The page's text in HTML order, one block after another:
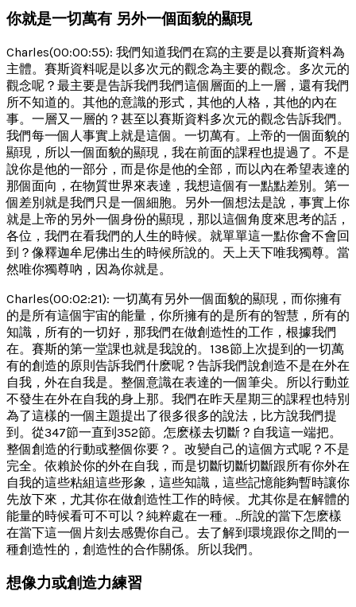
你就是一切萬有 另外一個面貌的顯現
Charles(00:00:55): 我們知道我們在寫的主要是以賽斯資料為
主體。賽斯資料呢是以多次元的觀念為主要的觀念。多次元的
觀念呢？最主要是告訴我們我們這個層面的上一層，還有我們
所不知道的。其他的意識的形式，其他的人格，其他的內在
事。一層又一層的？甚至以賽斯資料多次元的觀念告訴我們。
我們每一個人事實上就是這個。一切萬有。上帝的一個面貌的
顯現，所以一個面貌的顯現，我在前面的課程也提過了。不是
說你是他的一部分，而是你是他的全部，而以內在希望表達的
那個面向，在物質世界來表達，我想這個有一點點差別。第一
個差別就是我們只是一個細胞。另外一個想法是說，事實上你
就是上帝的另外一個身份的顯現，那以這個角度來思考的話，
各位，我們在看我們的人生的時候。就單單這一點你會不會回
到？像釋迦牟尼佛出生的時候所說的。天上天下唯我獨尊。當
然唯你獨尊吶，因為你就是。
Charles(00:02:21): 一切萬有另外一個面貌的顯現，而你擁有
的是所有這個宇宙的能量，你所擁有的是所有的智慧，所有的
知識，所有的一切好，那我們在做創造性的工作，根據我們
在。賽斯的第一堂課也就是我說的。138節上次提到的一切萬
有的創造的原則告訴我們什麽呢？告訴我們說創造不是在外在
自我，外在自我是。整個意識在表達的一個筆尖。所以行動並
不發生在外在自我的身上那。我們在昨天星期三的課程也特別
為了這樣的一個主題提出了很多很多的說法，比方說我們提
到。從347節一直到352節。怎麽樣去切斷？自我這一端把。
整個創造的行動或整個你要？。改變自己的這個方式呢？不是
完全。依賴於你的外在自我，而是切斷切斷切斷跟所有你外在
自我的這些粘組這些形象，這些知識，這些記憶能夠暫時讓你
先放下來，尤其你在做創造性工作的時候。尤其你是在解體的
能量的時候看可不可以？純粹處在一種。..所說的當下怎麽樣
在當下這一個片刻去感覺你自己。去了解到環境跟你之間的一
種創造性的，創造性的合作關係。所以我們。
想像力或創造力練習